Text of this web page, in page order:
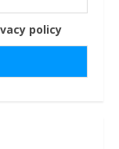
policy